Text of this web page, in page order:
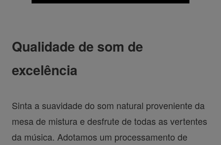
Qualidade de som de
excelência
Sinta a suavidade do som natural proveniente da
mesa de mistura e desfrute de todas as vertentes
da música. Adotamos um processamento de